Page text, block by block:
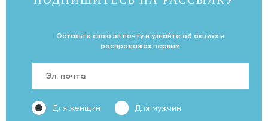
Оставьте свою эл.почту и узнайте об акциях и
распродажах первым
Для женщин Для мужчин